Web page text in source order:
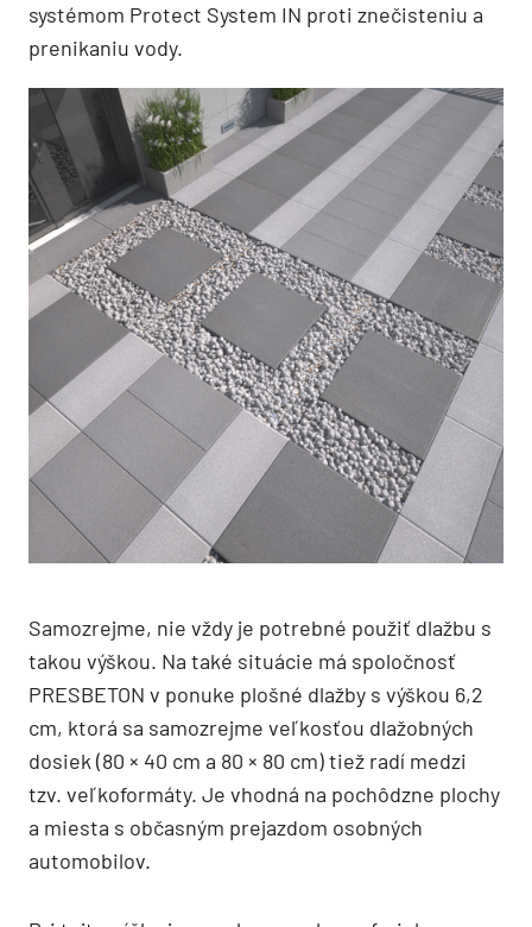
systémom Protect System IN proti znečisteniu a
prenikaniu vody.
Samozrejme, nie vždy je potrebné použiť dlažbu s
takou výškou. Na také situácie má spoločnosť
PRESBETON v ponuke plošné dlažby s výškou 6,2
cm, ktorá sa samozrejme veľkosťou dlažobných
dosiek (80 × 40 cm a 80 × 80 cm) tiež radí medzi
tzv. veľkoformáty. Je vhodná na pochôdzne plochy
a miesta s občasným prejazdom osobných
automobilov.